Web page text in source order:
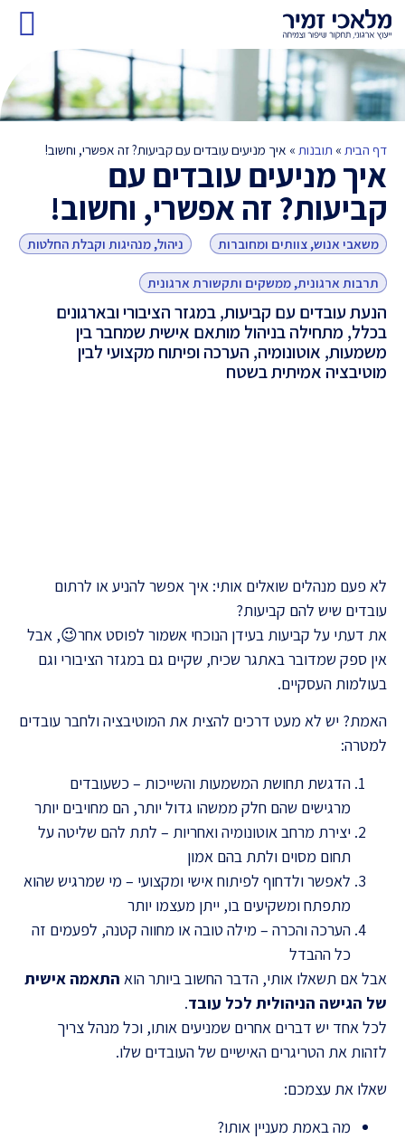
דף הבית » תובנות » איך מניעים עובדים עם קביעות? זה אפשרי, וחשוב!
איך מניעים עובדים עם
קביעות? זה אפשרי, וחשוב!
משאבי אנוש, צוותים ומחוברות ניהול, מנהיגות וקבלת החלטות
תרבות ארגונית, ממשקים ותקשורת ארגונית
הנעת עובדים עם קביעות, במגזר הציבורי ובארגונים
בכלל, מתחילה בניהול מותאם אישית שמחבר בין
משמעות, אוטונומיה, הערכה ופיתוח מקצועי לבין
מוטיבציה אמיתית בשטח
לא פעם מנהלים שואלים אותי: איך אפשר להניע או לרתום
עובדים שיש להם קביעות?
את דעתי על קביעות בעידן הנוכחי אשמור לפוסט אחר😉, אבל
אין ספק שמדובר באתגר שכיח, שקיים גם במגזר הציבורי וגם
בעולמות העסקיים.
האמת? יש לא מעט דרכים להצית את המוטיבציה ולחבר עובדים
למטרה:
הדגשת תחושת המשמעות והשייכות – כשעובדים
מרגישים שהם חלק ממשהו גדול יותר, הם מחויבים יותר
יצירת מרחב אוטונומיה ואחריות – לתת להם שליטה על
תחום מסוים ולתת בהם אמון
לאפשר ולדחוף לפיתוח אישי ומקצועי – מי שמרגיש שהוא
מתפתח ומשקיעים בו, ייתן מעצמו יותר
הערכה והכרה – מילה טובה או מחווה קטנה, לפעמים זה
כל ההבדל
אבל אם תשאלו אותי, הדבר החשוב ביותר הוא התאמה אישית
של הגישה הניהולית לכל עובד.
לכל אחד יש דברים אחרים שמניעים אותו, וכל מנהל צריך
לזהות את הטריגרים האישיים של העובדים שלו.
שאלו את עצמכם:
מה באמת מעניין אותו?